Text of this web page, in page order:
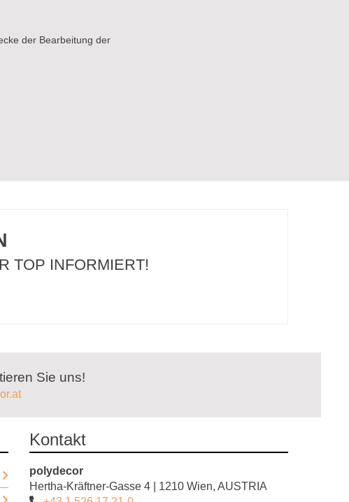
der Bearbeitung der
TOP INFORMIERT!
Sie uns!
Kontakt
polydecor
Hertha-Kräftner-Gasse 4 | 1210 Wien, AUSTRIA